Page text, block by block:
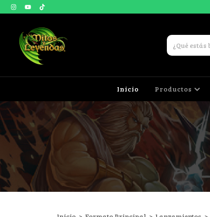
Inicio Productos